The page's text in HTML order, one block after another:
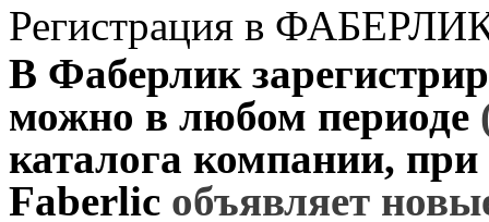
Регистрация в
В Фаберлик
можно в любом периоде
каталога компании,
Faberlic объявляет